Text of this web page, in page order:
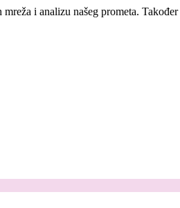
i analizu našeg prometa.